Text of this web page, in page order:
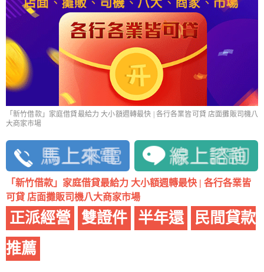
「新竹借款」家庭借貸最給力 大小額週轉最快 | 各行各業皆可貸 店面攤販司機八
大商家市場
「新竹借款」家庭借貸最給力 大小額週轉最快 | 各行各業皆
可貸 店面攤販司機八大商家市場
正派經營 雙證件 半年還
民間貸款
推薦